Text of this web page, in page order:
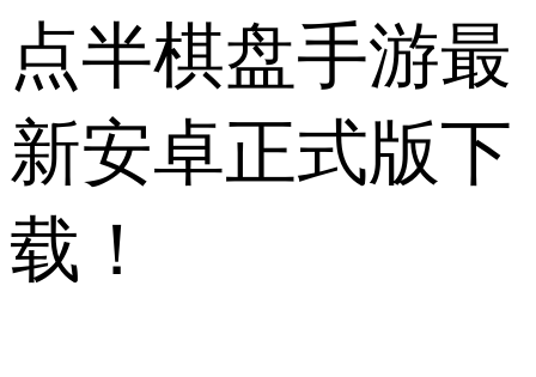
点半棋盘手游最
新安卓正式版下
载！